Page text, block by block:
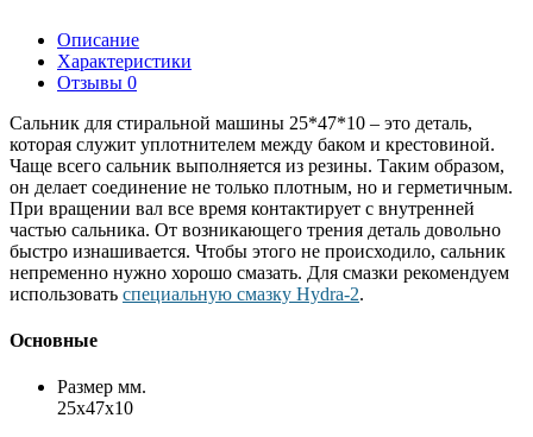
Описание
Характеристики
Отзывы 0
Сальник для стиральной машины 25*47*10 – это деталь,
которая служит уплотнителем между баком и крестовиной.
Чаще всего сальник выполняется из резины. Таким образом,
он делает соединение не только плотным, но и герметичным.
При вращении вал все время контактирует с внутренней
частью сальника. От возникающего трения деталь довольно
быстро изнашивается. Чтобы этого не происходило, сальник
непременно нужно хорошо смазать. Для смазки рекомендуем
использовать специальную смазку Hydra-2.
Основные
Размер мм.
25x47x10